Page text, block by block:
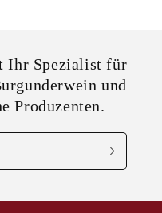
Ihr Spezialist für
und
Produzenten.